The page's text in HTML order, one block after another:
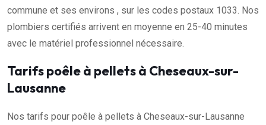
commune et ses environs , sur les codes postaux 1033. Nos
plombiers certifiés arrivent en moyenne en 25-40 minutes
avec le matériel professionnel nécessaire.
Tarifs poêle à pellets à Cheseaux-sur-
Lausanne
Nos tarifs pour poêle à pellets à Cheseaux-sur-Lausanne